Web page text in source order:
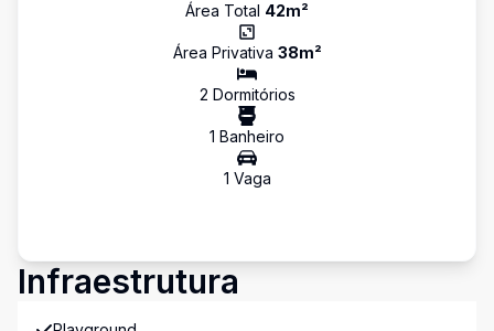
Área Total 42m²
Área Privativa 38m²
2 Dormitórios
1 Banheiro
1 Vaga
Infraestrutura